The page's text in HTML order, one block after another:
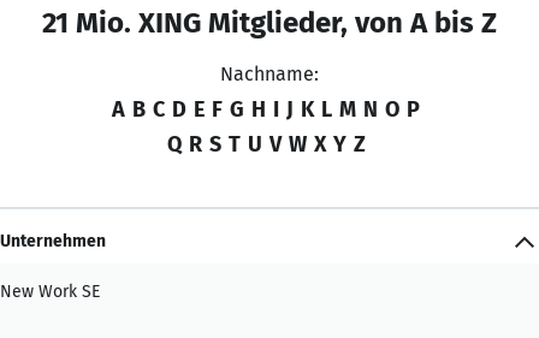
21 Mio. XING Mitglieder, von A bis Z
Nachname:
A B C D E F G H I J K L M N O P
Q R S T U V W X Y Z
Unternehmen
New Work SE